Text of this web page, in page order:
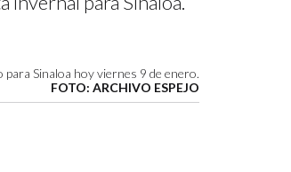
para Sinaloa hoy viernes 9 de enero.
FOTO: ARCHIVO ESPEJO